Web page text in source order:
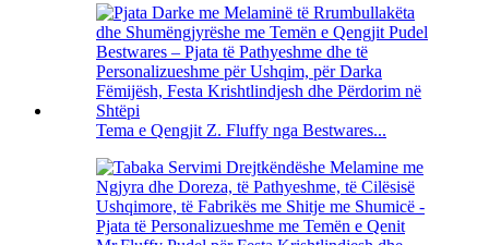
Tema e Qengjit Z. Fluffy nga Bestwares...